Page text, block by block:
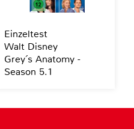
Einzeltest
Walt Disney
Grey´s Anatomy -
Season 5.1